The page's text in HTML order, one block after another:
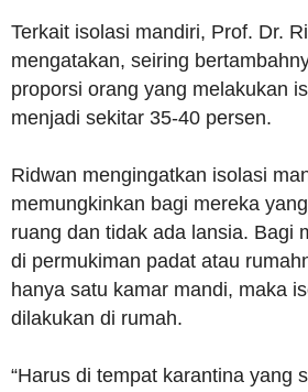
Terkait isolasi mandiri, Prof. Dr.
mengatakan, seiring
proporsi orang yang melakukan
menjadi sekitar 35-40 persen.
Ridwan mengingatkan isolasi
memungkinkan bagi mereka
ruang dan tidak ada lansia. Bagi
di permukiman padat atau
hanya satu kamar mandi, maka
dilakukan di rumah.
“Harus di tempat karantina yang